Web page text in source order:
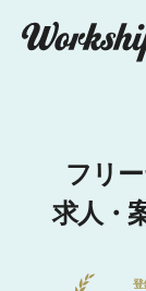
フリ
求人・
登